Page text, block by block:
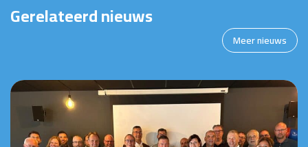
Gerelateerd nieuws
Meer nieuws